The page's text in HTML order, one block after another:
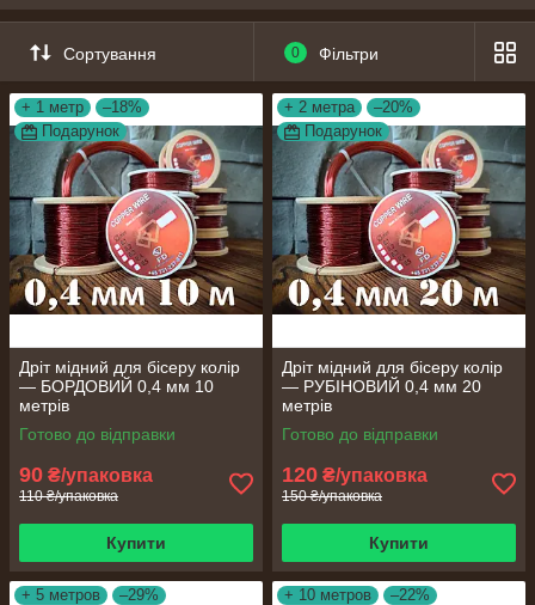
Оптовим покупцям: можна завантажити гуртовий бланк
замовлення, заповнити його та надіслати на email:
smgzavod@gmail.com
Сортування 0 Фільтри
+ 1 метр
–18%
Подарунок
Дріт мідний для бісеру колір
— БОРДОВИЙ 0,4 мм 10
метрів
Готово до відправки
90 ₴/упаковка
110 ₴/упаковка
Купити
+ 2 метра
–20%
Подарунок
Дріт мідний для бісеру колір
— РУБІНОВИЙ 0,4 мм 20
метрів
Готово до відправки
120 ₴/упаковка
150 ₴/упаковка
Купити
+ 5 метров
–29%
+ 10 метров
–22%